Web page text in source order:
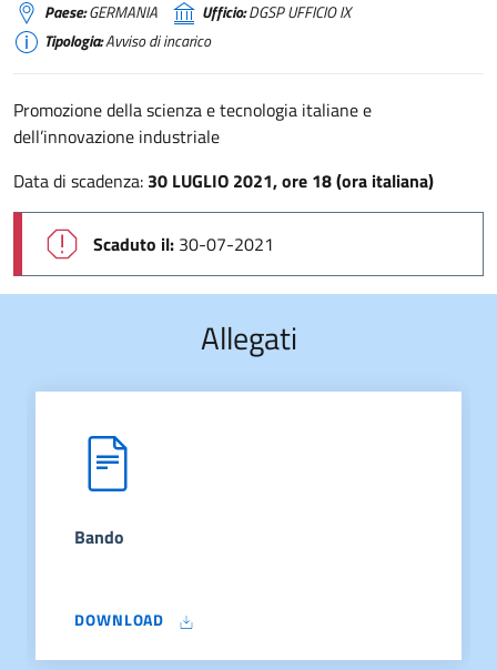
Paese:GERMANIA Ufficio:DGSP UFFICIO IX
Tipologia:Avviso di incarico
Promozione della scienza e tecnologia italiane e
dell’innovazione industriale
Data di scadenza: 30 LUGLIO 2021, ore 18 (ora italiana)
Scaduto il: 30-07-2021
Allegati
Bando
DOWNLOAD